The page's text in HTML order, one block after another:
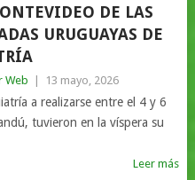
DE LAS
URUGUAYAS DE
Web 13 mayo, 2026
a realizarse entre el 4 y 6
tuvieron en la víspera su
Leer más